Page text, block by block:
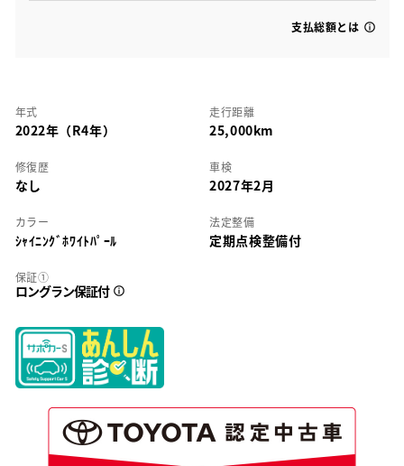
支払総額とは
年式
2022年（R4年）
走行距離
25,000km
修復歴
なし
車検
2027年2月
カラー
ｼｬｲﾆﾝｸﾞﾎﾜｲﾄﾊﾟｰﾙ
法定整備
定期点検整備付
保証①
ロングラン保証付